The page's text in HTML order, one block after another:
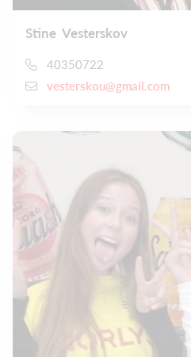
Stine Vesterskov
40350722
vesterskou@gmail.com